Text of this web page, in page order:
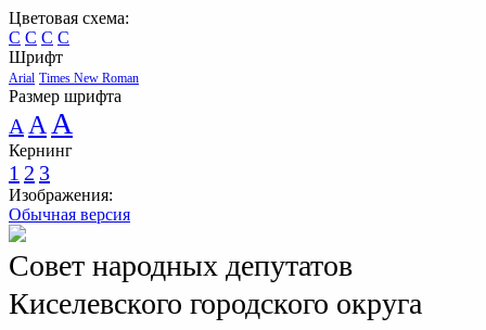
Цветовая схема:
C C C C
Шрифт
Arial Times New Roman
Размер шрифта
A A A
Кернинг
1 2 3
Изображения:
Обычная версия
Совет народных депутатов
Киселевского городского округа